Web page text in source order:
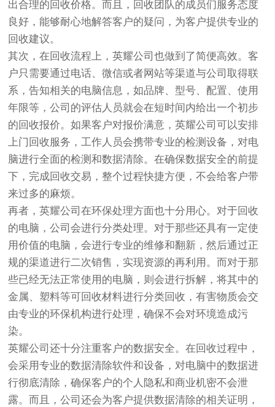
出合理的回收价格。而且，回收团队的成员们服务态度
良好，能够耐心地解答客户的疑问，为客户提供专业的
回收建议。
其次，在回收流程上，英耀公司也做到了简便高效。客
户只需要通过电话、微信或者网站等渠道与公司取得联
系，告知相关的电脑信息，如品牌、型号、配置、使用
年限等，公司的评估人员就会在短时间内给出一个初步
的回收报价。如果客户对报价满意，英耀公司可以安排
上门回收服务，工作人员会携带专业的检测设备，对电
脑进行全面的检测和数据清除。在确保数据安全的前提
下，完成回收交易，整个过程快捷方便，不会给客户带
来过多的麻烦。
再者，英耀公司在环保处理方面也十分用心。对于回收
的电脑，公司会进行分类处理。对于那些还具有一定使
用价值的电脑，会进行专业的维修和翻新，然后通过正
规的渠道进行二次销售，实现资源的再利用。而对于那
些已经无法正常使用的电脑，则会进行拆解，将其中的
金属、塑料等可回收材料进行分类回收，有害物质会交
由专业的环保机构进行处理，确保不会对环境造成污
染。
英耀公司还十分注重客户的数据安全。在回收过程中，
会采用专业的数据清除软件和设备，对电脑中的数据进
行彻底清除，确保客户的个人隐私和商业机密不会泄
露。而且，公司还会为客户提供数据清除的相关证明，